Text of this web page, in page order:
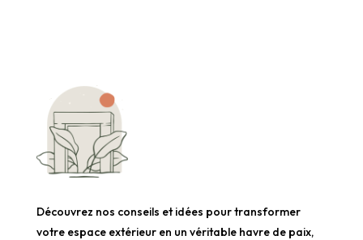
Découvrez nos conseils et idées pour transformer
votre espace extérieur en un véritable havre de paix,